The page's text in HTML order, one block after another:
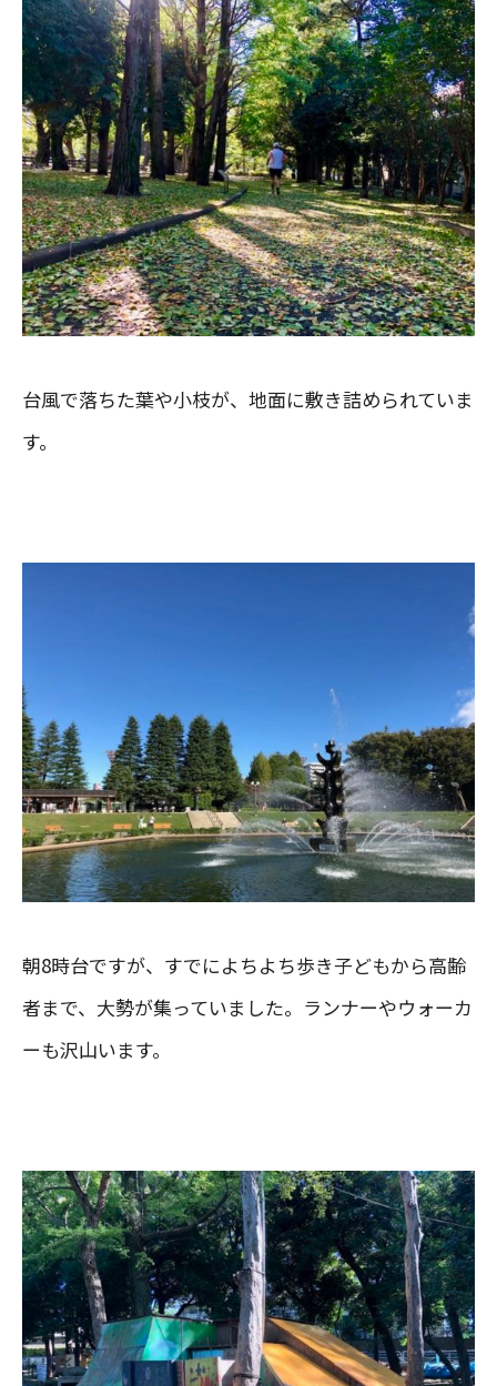
台風で落ちた葉や小枝が、地面に敷き詰められていま
す。
朝8時台ですが、すでによちよち歩き子どもから高齢
者まで、大勢が集っていました。ランナーやウォーカ
ーも沢山います。